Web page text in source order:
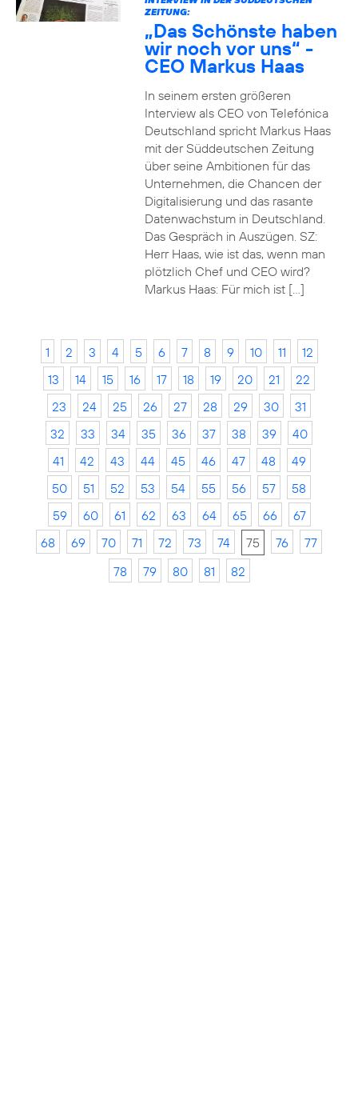
ZEITUNG:
„Das Schönste haben
wir noch vor uns“ -
CEO Markus Haas
In seinem ersten größeren
Interview als CEO von Telefónica
Deutschland spricht Markus Haas
mit der Süddeutschen Zeitung
über seine Ambitionen für das
Unternehmen, die Chancen der
Digitalisierung und das rasante
Datenwachstum in Deutschland.
Das Gespräch in Auszügen. SZ:
Herr Haas, wie ist das, wenn man
plötzlich Chef und CEO wird?
Markus Haas: Für mich ist […]
1 2 3 4 5 6 7 8 9 10 11
12
13
14 15 16 17 18 19 20 21
22
23
24 25 26 27 28 29 30
31
32
33 34 35 36 37 38 39
40
41
42 43 44 45 46 47 48
49
50
51 52 53 54 55 56 57
58
59
60 61 62 63 64 65 66
67
68
69 70 71 72 73 74 75 76
77
78
79 80 81 82